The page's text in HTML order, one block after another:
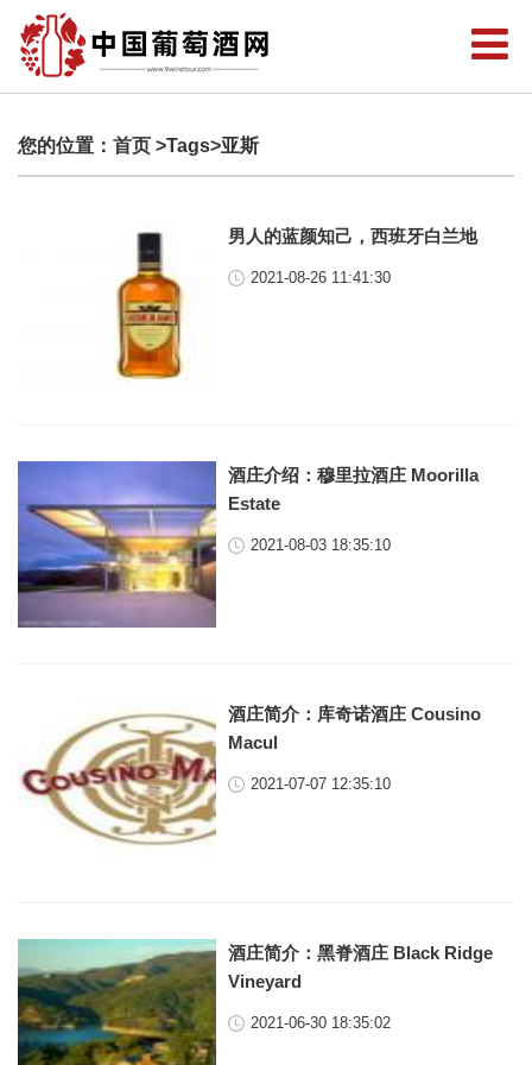
您的位置： 首页 >Tags>亚斯
男人的蓝颜知己，西班牙白兰地
2021-08-26 11:41:30
酒庄介绍：穆里拉酒庄 Moorilla
Estate
2021-08-03 18:35:10
酒庄简介：库奇诺酒庄 Cousino
Macul
2021-07-07 12:35:10
酒庄简介：黑脊酒庄 Black Ridge
Vineyard
2021-06-30 18:35:02